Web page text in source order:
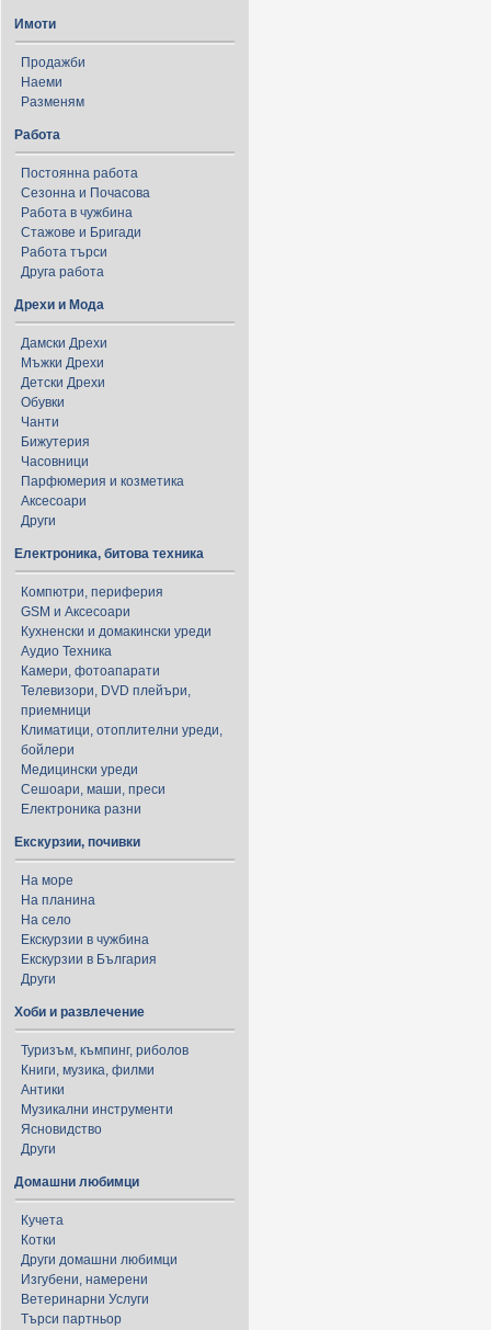
Имоти
Продажби
Наеми
Разменям
Работа
Постоянна работа
Сезонна и Почасова
Работа в чужбина
Стажове и Бригади
Работа търси
Друга работа
Дрехи и Мода
Дамски Дрехи
Мъжки Дрехи
Детски Дрехи
Обувки
Чанти
Бижутерия
Часовници
Парфюмерия и козметика
Аксесоари
Други
Електроника, битова техника
Компютри, периферия
GSM и Аксесоари
Кухненски и домакински уреди
Аудио Техника
Камери, фотоапарати
Телевизори, DVD плейъри,
приемници
Климатици, отоплителни уреди,
бойлери
Медицински уреди
Сешоари, маши, преси
Електроника разни
Екскурзии, почивки
На море
На планина
На село
Екскурзии в чужбина
Екскурзии в България
Други
Хоби и развлечение
Туризъм, къмпинг, риболов
Книги, музика, филми
Антики
Музикални инструменти
Ясновидство
Други
Домашни любимци
Кучета
Котки
Други домашни любимци
Изгубени, намерени
Ветеринарни Услуги
Търси партньор